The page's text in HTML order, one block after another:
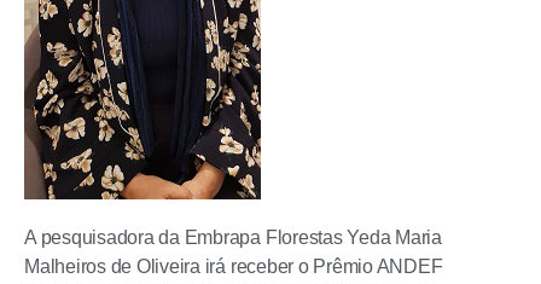
A pesquisadora da Embrapa Florestas Yeda Maria
Malheiros de Oliveira irá receber o Prêmio ANDEF